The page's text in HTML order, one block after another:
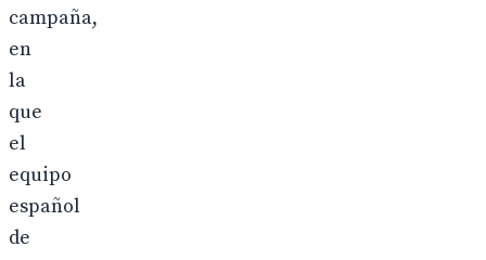
campaña,
en
la
que
el
equipo
español
de